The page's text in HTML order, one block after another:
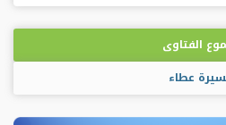
الفتاوى
عطاء